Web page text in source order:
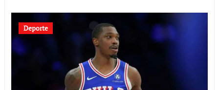
Deporte